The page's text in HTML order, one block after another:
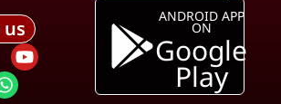
ANDROID APP
ON
Google
Play